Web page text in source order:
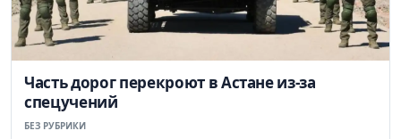
Часть дорог перекроют в Астане из-за
спецучений
БЕЗ РУБРИКИ